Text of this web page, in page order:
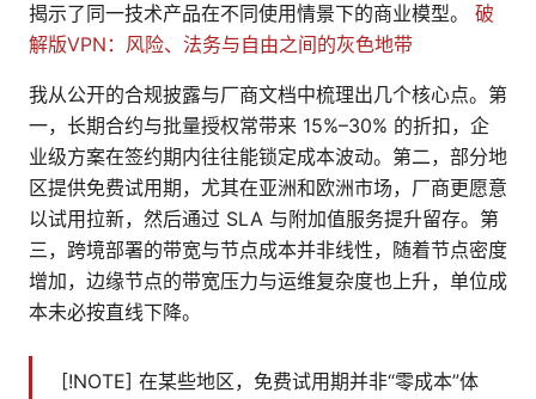
揭示了同一技术产品在不同使用情景下的商业模型。 破
解版VPN：风险、法务与自由之间的灰色地带
我从公开的合规披露与厂商文档中梳理出几个核心点。第
一，长期合约与批量授权常带来 15%–30% 的折扣，企
业级方案在签约期内往往能锁定成本波动。第二，部分地
区提供免费试用期，尤其在亚洲和欧洲市场，厂商更愿意
以试用拉新，然后通过 SLA 与附加值服务提升留存。第
三，跨境部署的带宽与节点成本并非线性，随着节点密度
增加，边缘节点的带宽压力与运维复杂度也上升，单位成
本未必按直线下降。
[!NOTE] 在某些地区，免费试用期并非“零成本”体